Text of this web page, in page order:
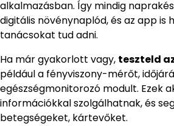
alkalmazásban. Így mindig
digitális növénynaplód, és az app is
tanácsokat tud adni.
Ha már gyakorlott vagy, teszteld
például a fényviszony-mérőt,
egészségmonitorozó modult. Ezek
információkkal szolgálhatnak, és
betegségeket, kártevőket.